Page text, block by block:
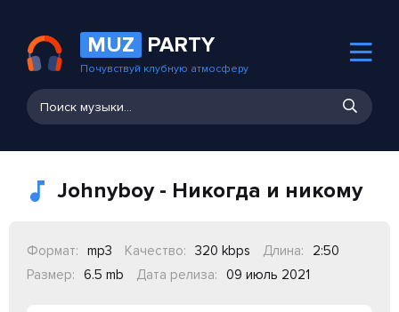
MUZ PARTY
Почувствуй клубную атмосферу
Johnyboy - Никогда и никому
Формат: mp3 Качество: 320 kbps Длина:
2:50
Размер:
6.5 mb Дата релиза: 09 июль 2021